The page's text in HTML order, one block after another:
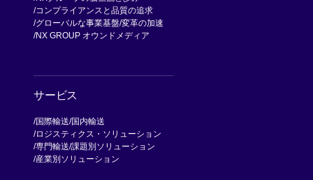
コンプライアンスと品質の追求
グローバルな事業基盤 変革の加速
NX GROUP オウンドメディア
サービス
国際輸送 国内輸送
ロジスティクス・ソリューション
専門輸送 課題別ソリューション
産業別ソリューション